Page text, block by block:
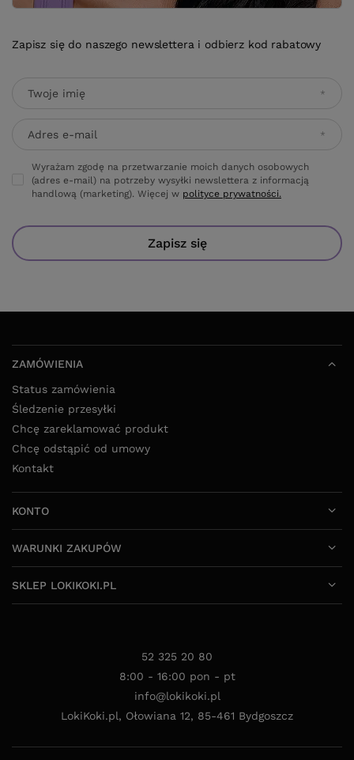
Zapisz się do naszego newslettera i odbierz kod rabatowy
Twoje imię
Adres e-mail
Wyrażam zgodę na przetwarzanie moich danych osobowych
(adres e-mail) na potrzeby wysyłki newslettera z informacją
handlową (marketing). Więcej w polityce prywatności.
Zapisz się
ZAMÓWIENIA
Status zamówienia
Śledzenie przesyłki
Chcę zareklamować produkt
Chcę odstąpić od umowy
Kontakt
KONTO
WARUNKI ZAKUPÓW
SKLEP LOKIKOKI.PL
52 325 20 80
8:00 - 16:00 pon - pt
info@lokikoki.pl
LokiKoki.pl, Ołowiana 12, 85-461 Bydgoszcz